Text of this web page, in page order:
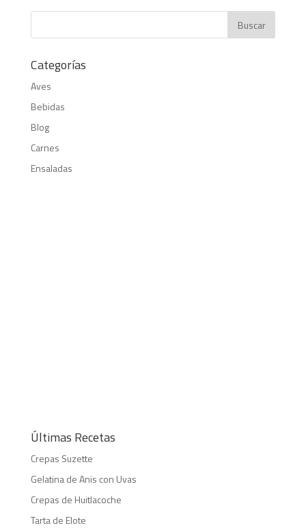
Categorías
Aves
Bebidas
Blog
Carnes
Ensaladas
Últimas Recetas
Crepas Suzette
Gelatina de Anis con Uvas
Crepas de Huitlacoche
Tarta de Elote